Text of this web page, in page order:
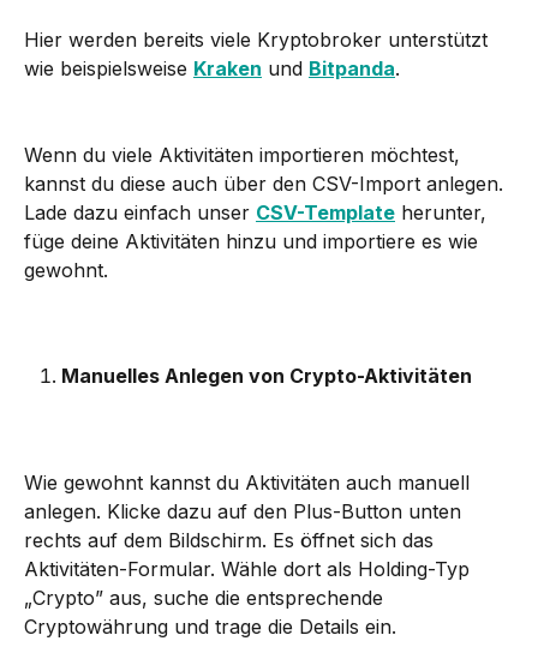
Hier werden bereits viele Kryptobroker unterstützt
wie beispielsweise Kraken und Bitpanda.
Wenn du viele Aktivitäten importieren möchtest,
kannst du diese auch über den CSV-Import anlegen.
Lade dazu einfach unser CSV-Template herunter,
füge deine Aktivitäten hinzu und importiere es wie
gewohnt.
Manuelles Anlegen von Crypto-Aktivitäten
Wie gewohnt kannst du Aktivitäten auch manuell
anlegen. Klicke dazu auf den Plus-Button unten
rechts auf dem Bildschirm. Es öffnet sich das
Aktivitäten-Formular. Wähle dort als Holding-Typ
„Crypto” aus, suche die entsprechende
Cryptowährung und trage die Details ein.